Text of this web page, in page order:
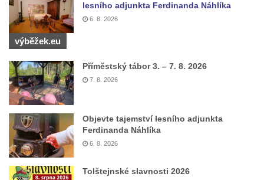
lesního adjunkta Ferdinanda Náhlíka
6. 8. 2026
výběžek.eu
Příměstský tábor 3. – 7. 8. 2026
7. 8. 2026
Objevte tajemství lesního adjunkta
Ferdinanda Náhlíka
6. 8. 2026
Tolštejnské slavnosti 2026